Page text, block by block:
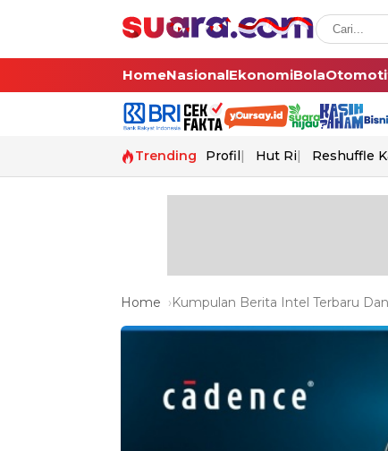
HomeNasionalEkonomiBola
Trending Profil Hut Ri Reshuffle
Home Kumpulan Berita Intel Terbaru